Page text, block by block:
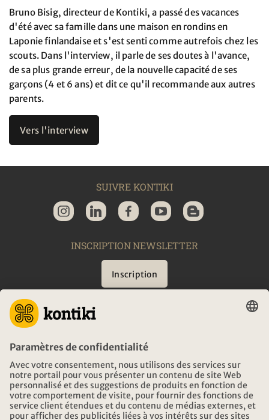
Bruno Bisig, directeur de Kontiki, a passé des vacances
d'été avec sa famille dans une maison en rondins en
Laponie finlandaise et s'est senti comme autrefois chez les
scouts. Dans l'interview, il parle de ses doutes à l'avance,
de sa plus grande erreur, de la nouvelle capacité de ses
garçons (4 et 6 ans) et dit ce qu'il recommande aux autres
parents.
Vers l'interview
SUIVRE KONTIKI
INSCRIPTION NEWSLETTER
Inscription
CONSEIL
URGENCES EN VOYAGE
HEURES D'OUVERTURE KONTIKI VOYAGES
TÉLÉCHARGEMENT ET LIENS